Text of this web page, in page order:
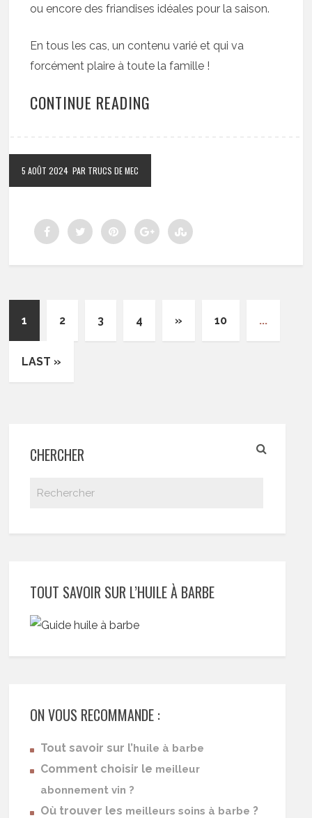
ou encore des friandises idéales pour la saison.
En tous les cas, un contenu varié et qui va
forcément plaire à toute la famille !
CONTINUE READING
5 AOÛT 2024 PAR TRUCS DE MEC
1 2 3 4 » 10 ...
LAST »
CHERCHER
TOUT SAVOIR SUR L’HUILE À BARBE
ON VOUS RECOMMANDE :
Tout savoir sur l’huile à barbe
Comment choisir le meilleur
abonnement vin ?
Où trouver les meilleurs soins à barbe ?